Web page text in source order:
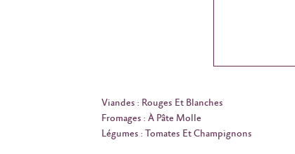
Viandes : Rouges Et Blanches
Fromages : À Pâte Molle
Légumes : Tomates Et Champignons